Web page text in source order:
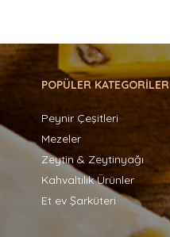
POPÜLER KATEGORİLER
Peynir Çeşitleri
Mezeler
Zeytin & Zeytinyağı
Kahvaltılık Ürünler
Et ev Şarküteri